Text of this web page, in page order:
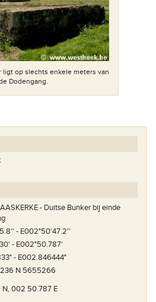
ligt op slechts enkele meters van
Dodengang.
- Duitse Bunker bij einde
- E002°50'47.2''
- E002°50.787'
- E002.846444°
N 5655266
N, 002 50.787 E